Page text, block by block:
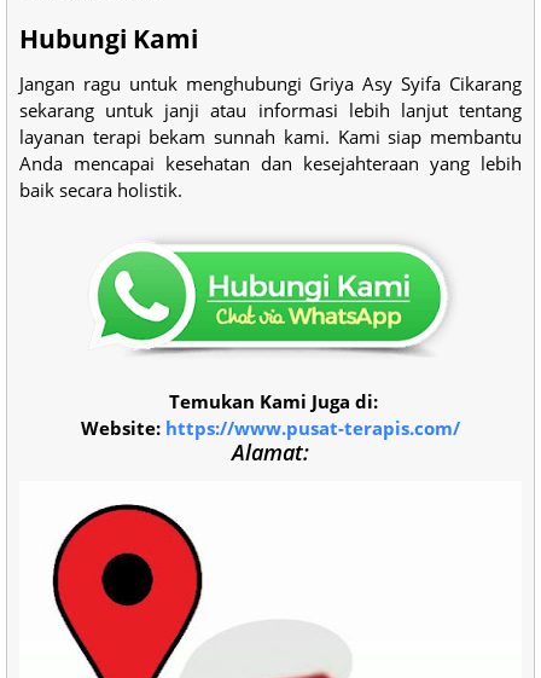
Hubungi Kami
Jangan ragu untuk menghubungi Griya Asy Syifa Cikarang
sekarang untuk janji atau informasi lebih lanjut tentang
layanan terapi bekam sunnah kami. Kami siap membantu
Anda mencapai kesehatan dan kesejahteraan yang lebih
baik secara holistik.
Temukan Kami Juga di:
Website: https://www.pusat-terapis.com/
Alamat: